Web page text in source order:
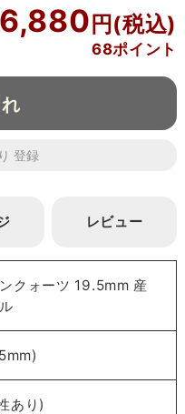
6,880
68ポイント
レビュー
クォーツ 19.5mm 産
あり)